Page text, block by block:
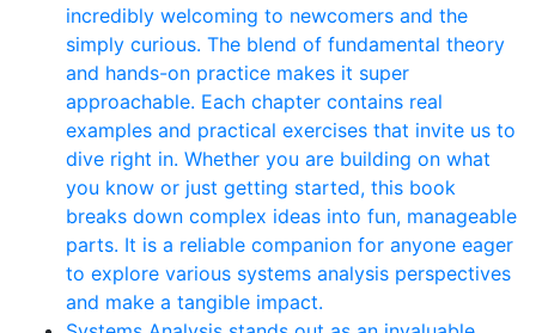
incredibly welcoming to newcomers and the
simply curious. The blend of fundamental theory
and hands-on practice makes it super
approachable. Each chapter contains real
examples and practical exercises that invite us to
dive right in. Whether you are building on what
you know or just getting started, this book
breaks down complex ideas into fun, manageable
parts. It is a reliable companion for anyone eager
to explore various systems analysis perspectives
and make a tangible impact.